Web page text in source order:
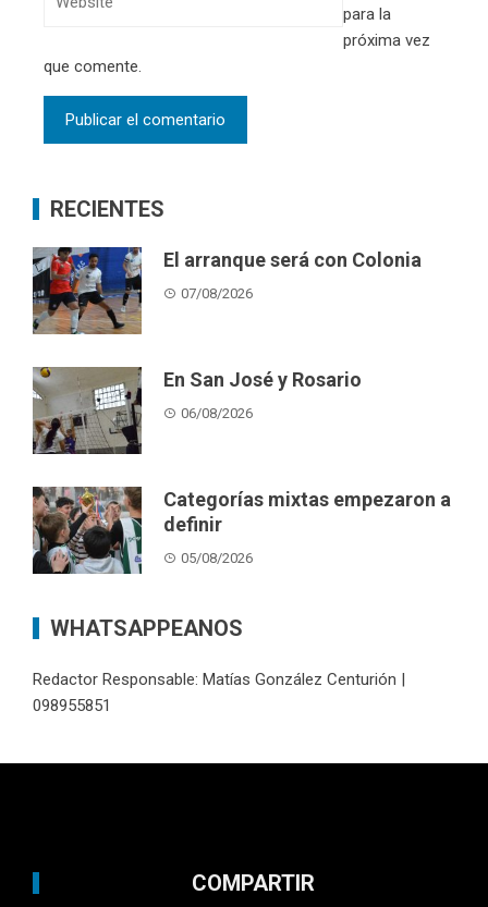
para la
próxima vez
que comente.
RECIENTES
El arranque será con Colonia
07/08/2026
En San José y Rosario
06/08/2026
Categorías mixtas empezaron a
definir
05/08/2026
WHATSAPPEANOS
Redactor Responsable: Matías González Centurión |
098955851
COMPARTIR